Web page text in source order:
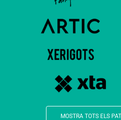
MOSTRA TOTS ELS